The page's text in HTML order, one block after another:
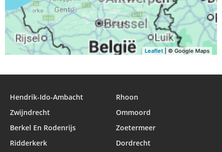
Leaflet | © Google Maps
Hendrik-Ido-Ambacht
Rhoon
Zwijndrecht
Ommoord
Berkel En Rodenrijs
Zoetermeer
Ridderkerk
Dordrecht